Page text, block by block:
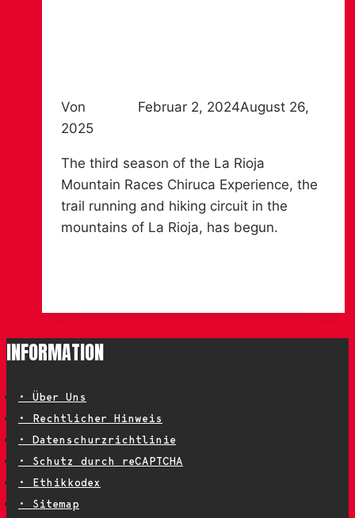
Von Februar 2, 2024August 26,
2025
The third season of the La Rioja
Mountain Races Chiruca Experience, the
trail running and hiking circuit in the
mountains of La Rioja, has begun.
Mountain
Races
Chiruca
INFORMATION
• Über Uns
• Rechtlicher Hinweis
• Datenschurzrichtlinie
• Schutz durch reCAPTCHA
• Ethikkodex
• Sitemap